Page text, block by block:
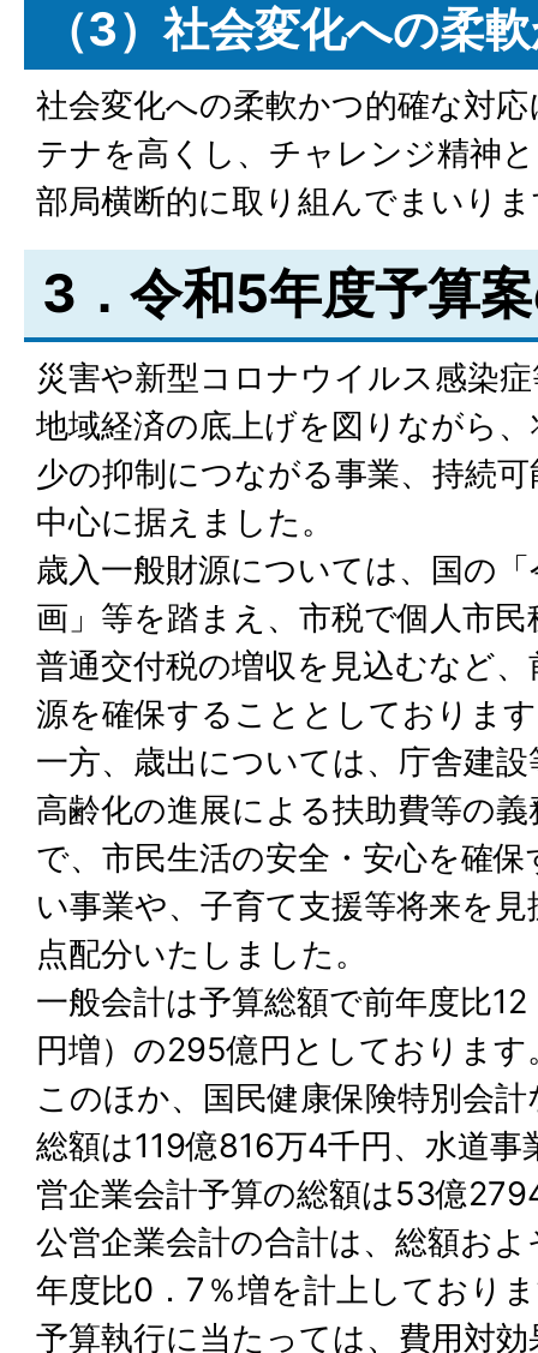
（3）社会変化への柔
社会変化への柔軟かつ的確な対
テナを高くし、チャレンジ精神
部局横断的に取り組んでまいり
3．令和5年度予算
災害や新型コロナウイルス感染
地域経済の底上げを図りながら
少の抑制につながる事業、持続
中心に据えました。
歳入一般財源については、国の
画」等を踏まえ、市税で個人市
普通交付税の増収を見込むなど
源を確保することとしておりま
一方、歳出については、庁舎建
高齢化の進展による扶助費等の
で、市民生活の安全・安心を確
い事業や、子育て支援等将来を
点配分いたしました。
一般会計は予算総額で前年度比
円増）の295億円としております
このほか、国民健康保険特別会
総額は119億816万4千円、水道事
営企業会計予算の総額は53億
公営企業会計の合計は、総額お
年度比0．7％増を計上しており
予算執行に当たっては、費用対